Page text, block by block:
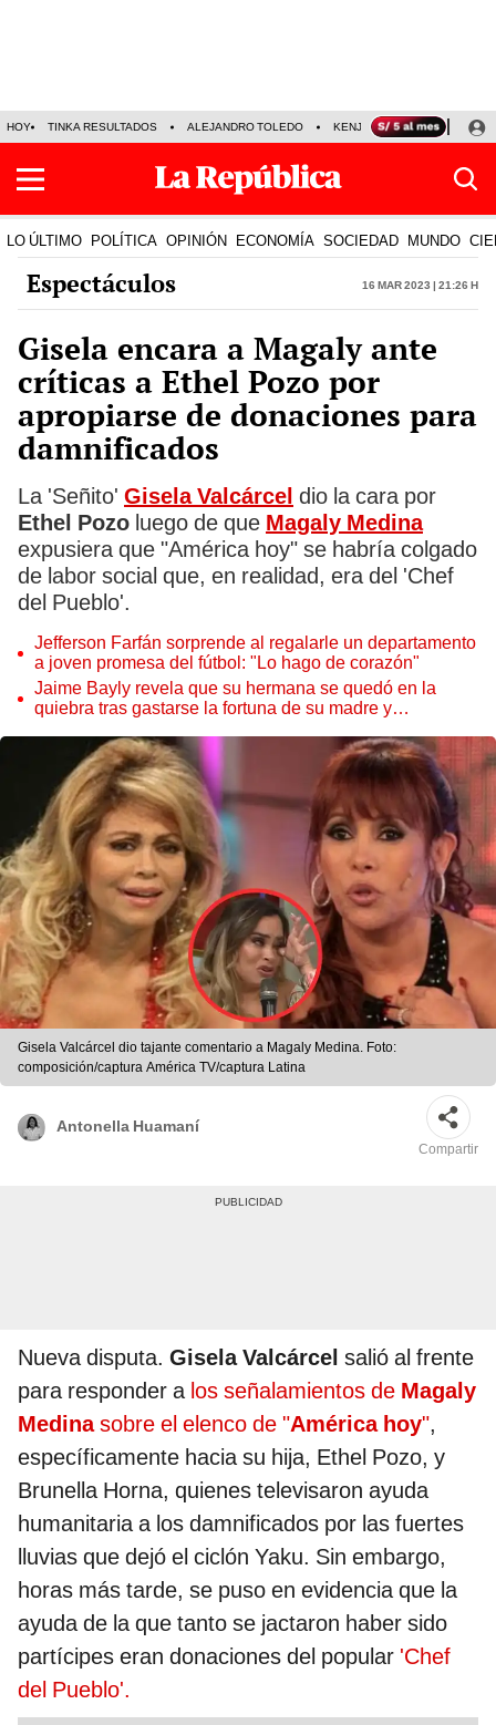
HOY TINKA RESULTADOS ALEJANDRO TOLEDO KENJI FUJIMORI
LO ÚLTIMO POLÍTICA OPINIÓN ECONOMÍA SOCIEDAD MUNDO
Espectáculos 16 Mar 2023 | 21:26 h
Gisela encara a Magaly ante
críticas a Ethel Pozo por
apropiarse de donaciones para
damnificados
La 'Señito' Gisela Valcárcel dio la cara por
Ethel Pozo luego de que Magaly Medina
expusiera que "América hoy" se habría colgado
de labor social que, en realidad, era del 'Chef
del Pueblo'.
Jefferson Farfán sorprende al regalarle un departamento
a joven promesa del fútbol: "Lo hago de corazón"
Jaime Bayly revela que su hermana se quedó en la
quiebra tras gastarse la fortuna de su madre y
Gisela Valcárcel dio tajante comentario a Magaly Medina. Foto:
composición/captura América TV/captura Latina
Antonella Huamaní
Compartir
Nueva disputa. Gisela Valcárcel salió al frente
para responder a los señalamientos de Magaly
Medinasobre el elenco de "América hoy",
específicamente hacia su hija, Ethel Pozo, y
Brunella Horna, quienes televisaron ayuda
humanitaria a los damnificados por las fuertes
lluvias que dejó el ciclón Yaku. Sin embargo,
horas más tarde, se puso en evidencia que la
ayuda de la que tanto se jactaron haber sido
partícipes eran donaciones del popular 'Chef
del Pueblo'.